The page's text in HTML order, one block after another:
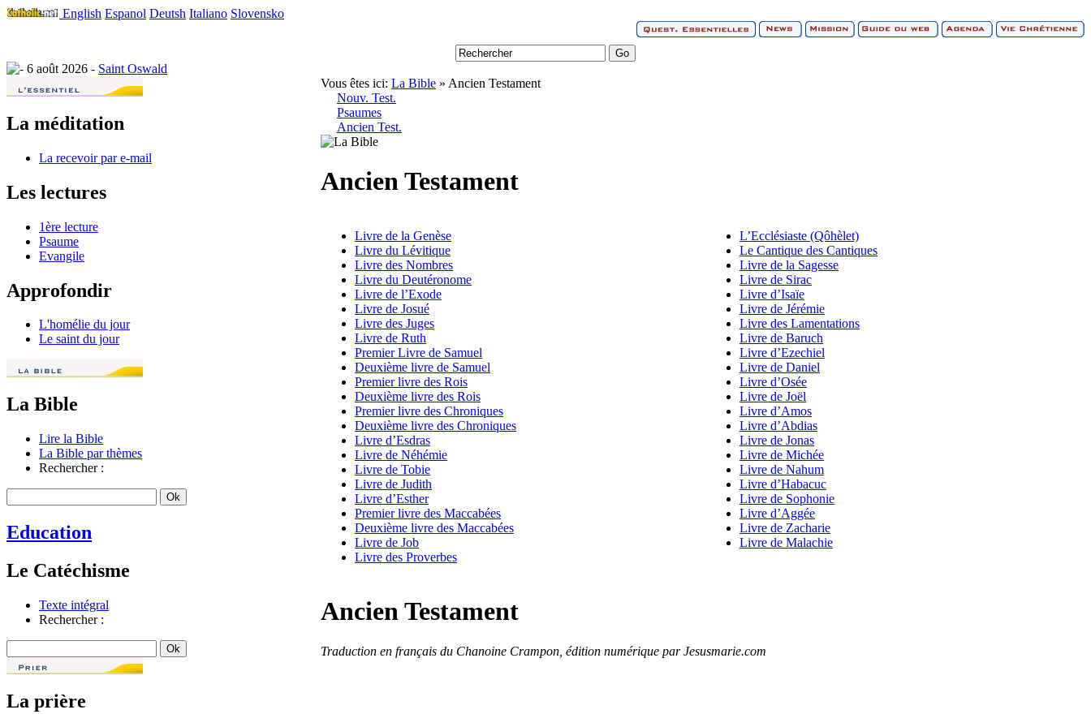
English Espanol Deutsh Italiano Slovensko
6 août 2026 - Saint Oswald
La méditation
La recevoir par e-mail
Les lectures
1ère lecture
Psaume
Evangile
Approfondir
L'homélie du jour
Le saint du jour
La Bible
Lire la Bible
La Bible par thèmes
Rechercher :
Education
Le Catéchisme
Texte intégral
Rechercher :
La prière
Vous êtes ici: La Bible » Ancien Testament
Nouv. Test.
Psaumes
Ancien Test.
Ancien Testament
Livre de la Genèse
Livre du Lévitique
Livre des Nombres
Livre du Deutéronome
Livre de l’Exode
Livre de Josué
Livre des Juges
Livre de Ruth
Premier Livre de Samuel
Deuxième livre de Samuel
Premier livre des Rois
Deuxième livre des Rois
Premier livre des Chroniques
Deuxième livre des Chroniques
Livre d’Esdras
Livre de Néhémie
Livre de Tobie
Livre de Judith
Livre d’Esther
Premier livre des Maccabées
Deuxième livre des Maccabées
Livre de Job
Livre des Proverbes
L’Ecclésiaste (Qôhèlet)
Le Cantique des Cantiques
Livre de la Sagesse
Livre de Sirac
Livre d’Isaïe
Livre de Jérémie
Livre des Lamentations
Livre de Baruch
Livre d’Ezechiel
Livre de Daniel
Livre d’Osée
Livre de Joël
Livre d’Amos
Livre d’Abdias
Livre de Jonas
Livre de Michée
Livre de Nahum
Livre d’Habacuc
Livre de Sophonie
Livre d’Aggée
Livre de Zacharie
Livre de Malachie
Ancien Testament
Traduction en français du Chanoine Crampon, édition numérique par Jesusmarie.com